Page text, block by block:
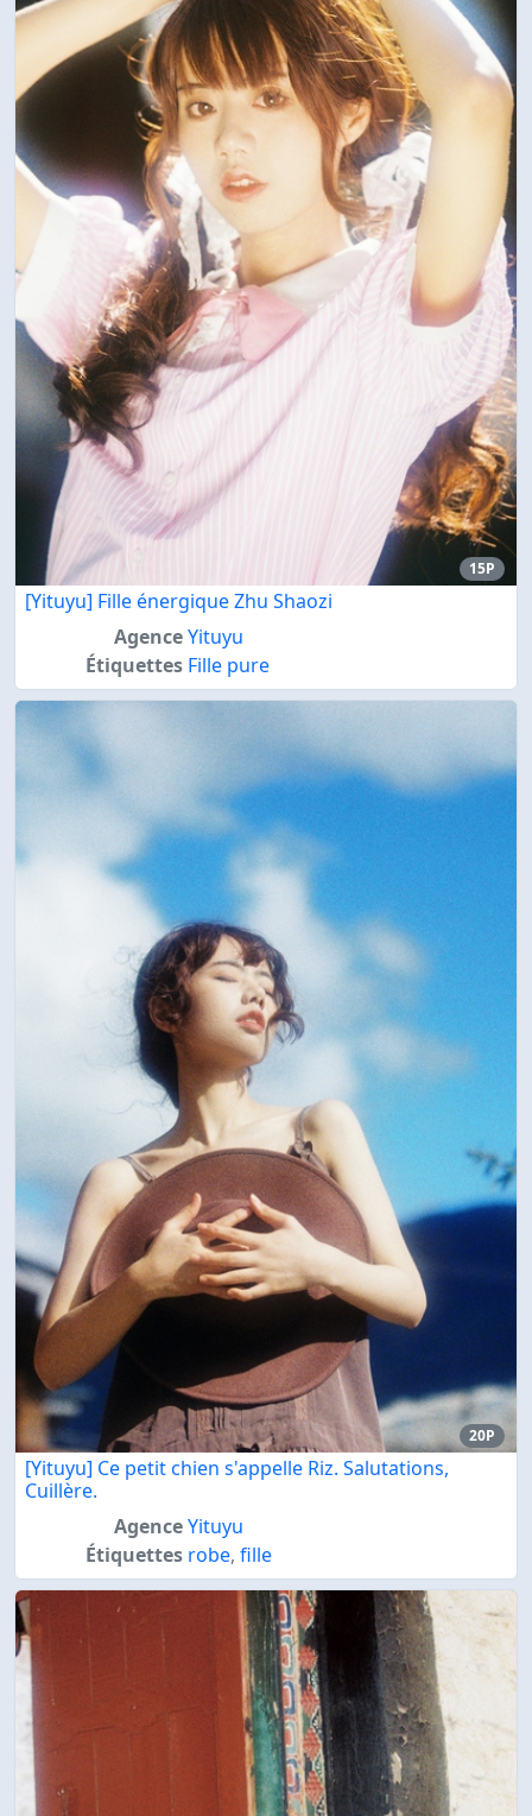
15P
[Yituyu] Fille énergique Zhu Shaozi
AgenceYituyu
Étiquettes Fille pure
20P
[Yituyu] Ce petit chien s'appelle Riz. Salutations,
Cuillère.
AgenceYituyu
Étiquettes robe, fille